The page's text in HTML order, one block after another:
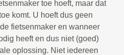
toe hoeft, maar dat
komt. U hoeft dus geen
fietsenmaker en wanneer
heeft en dus niet (goed)
oplossing. Niet iedereen